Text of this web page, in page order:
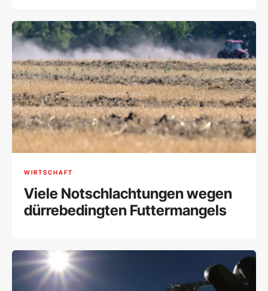
WIRTSCHAFT
Viele Notschlachtungen wegen
dürrebedingten Futtermangels